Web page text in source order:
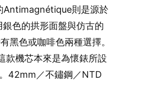
Antimagnétique則是源於
色的拱形面盤與仿古的
黑色或咖啡色兩種選擇。
款機芯本來是為懷錶所設
42mm／不鏽鋼／NTD